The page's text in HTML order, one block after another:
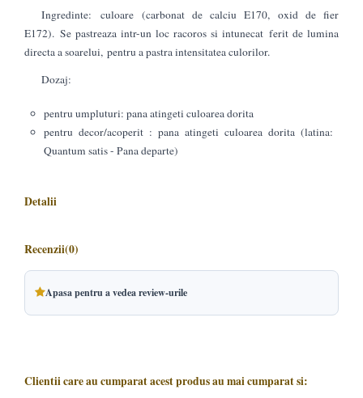
Ingredinte: culoare (carbonat de calciu E170, oxid de fier
E172). Se pastreaza intr-un loc racoros si intunecat ferit de lumina
directa a soarelui, pentru a pastra intensitatea culorilor.
Dozaj:
pentru umpluturi: pana atingeti culoarea dorita
pentru decor/acoperit : pana atingeti culoarea dorita (latina:
Quantum satis - Pana departe)
Detalii
Recenzii(0)
Apasa pentru a vedea review-urile
Clientii care au cumparat acest produs au mai cumparat si: